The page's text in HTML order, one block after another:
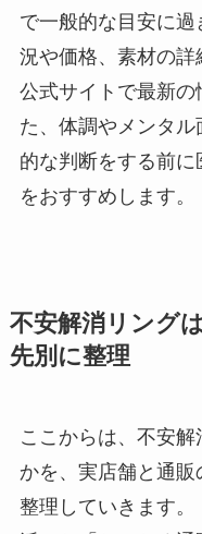
で一般的な目安に
況や価格、素材の
公式サイトで最新の
た、体調やメンタ
的な判断をする前に
をおすすめします。
不安解消リング
先別に整理
ここからは、不安
かを、実店舗と通
整理していきます